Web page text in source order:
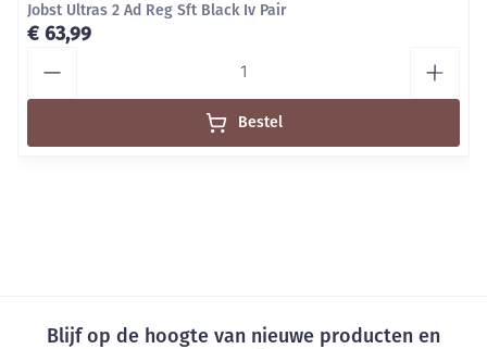
Jobst Ultras 2 Ad Reg Sft Black Iv Pair
€ 63,99
Bestel
Blijf op de hoogte van nieuwe producten en